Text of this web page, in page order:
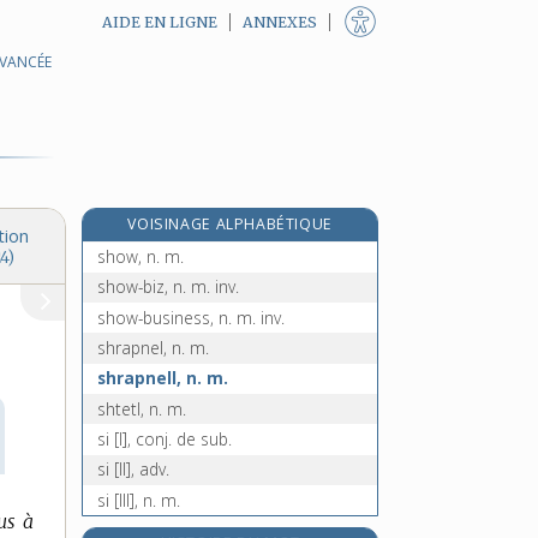
AIDE EN LIGNE ANNEXES
à
VOISINAGE ALPHABÉTIQUE
short, n. m.
show, n. m.
show-biz, n. m. inv.
show-business, n. m. inv.
shrapnel, n. m.
shrapnell, n. m.
shtetl, n. m.
si [I], conj. de sub.
si [II], adv.
si [III], n. m.
Si, symb.